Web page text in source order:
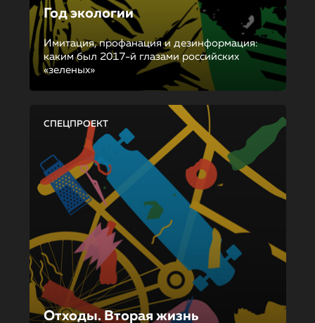
Год экологии
Имитация, профанация и дезинформация:
каким был 2017-й глазами российских
«зеленых»
СПЕЦПРОЕКТ
Отходы. Вторая жизнь